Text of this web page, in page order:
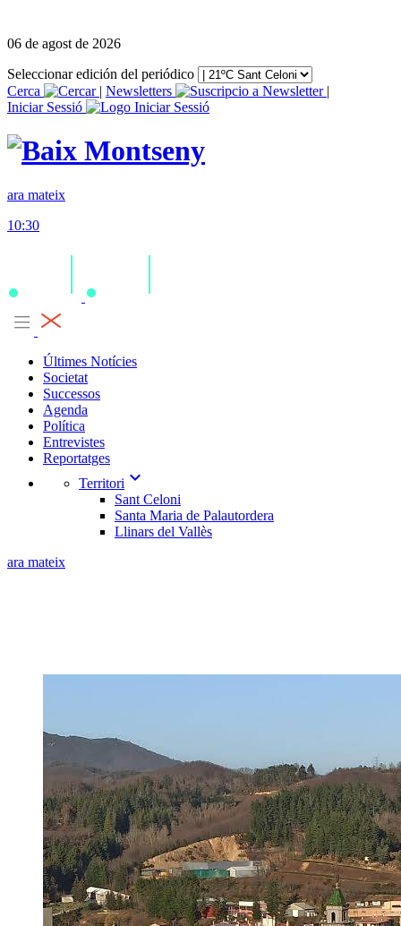
06 de agost de 2026
Seleccionar edición del periódico
Cerca
| Newsletters
|
Iniciar Sessió
ara mateix
10:30
Últimes Notícies
Societat
Successos
Agenda
Política
Entrevistes
Reportatges
Territori expand_more
Sant Celoni
Santa Maria de Palautordera
Llinars del Vallès
ara mateix